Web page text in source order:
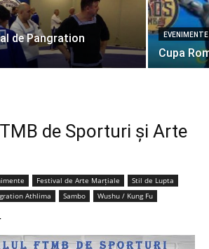
de Pangration
EVENIMENTE
Cupa
de Sporturi și Arte
Festival de Arte Marțiale
Stil de Lupta
Athlima Sambo Wushu / Kung Fu